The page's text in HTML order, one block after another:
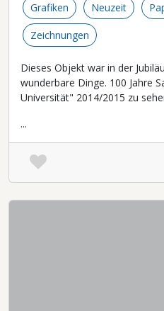
Grafiken Neuzeit
Zeichnungen
Dieses Objekt war in der
wunderbare Dinge. 100 Jahre
Universität" 2014/2015 zu
...